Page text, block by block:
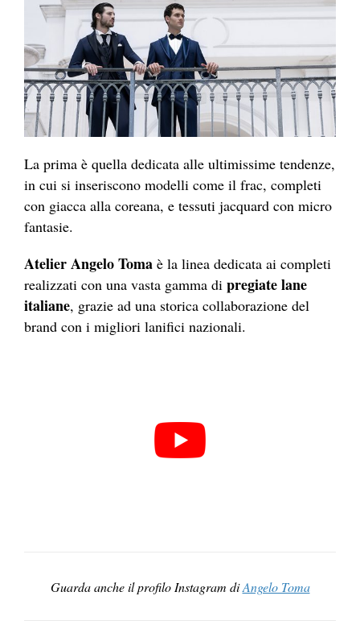
La prima è quella dedicata alle ultimissime tendenze,
in cui si inseriscono modelli come il frac, completi
con giacca alla coreana, e tessuti jacquard con micro
fantasie.
AtelierAngelo Toma è la linea dedicata ai completi
realizzati con una vasta gamma di pregiate lane
italiane, grazie ad una storica collaborazione del
brand con i migliori lanifici nazionali.
Guarda anche il profilo Instagram diAngelo Toma